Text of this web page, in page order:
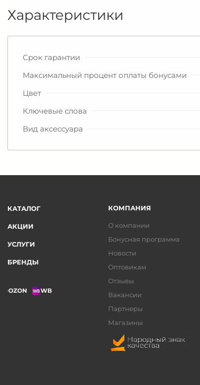
Характеристики
Срок гарантии
Максимальный процент оплаты бонусами
Цвет
Ключевые слова
Вид аксессуара
КАТАЛОГ
АКЦИИ
УСЛУГИ
БРЕНДЫ
OZON WB
КОМПАНИЯ
О компании
Бонусная программа
Новости
Оптовикам
Отзывы
Вакансии
Партнеры
Магазины